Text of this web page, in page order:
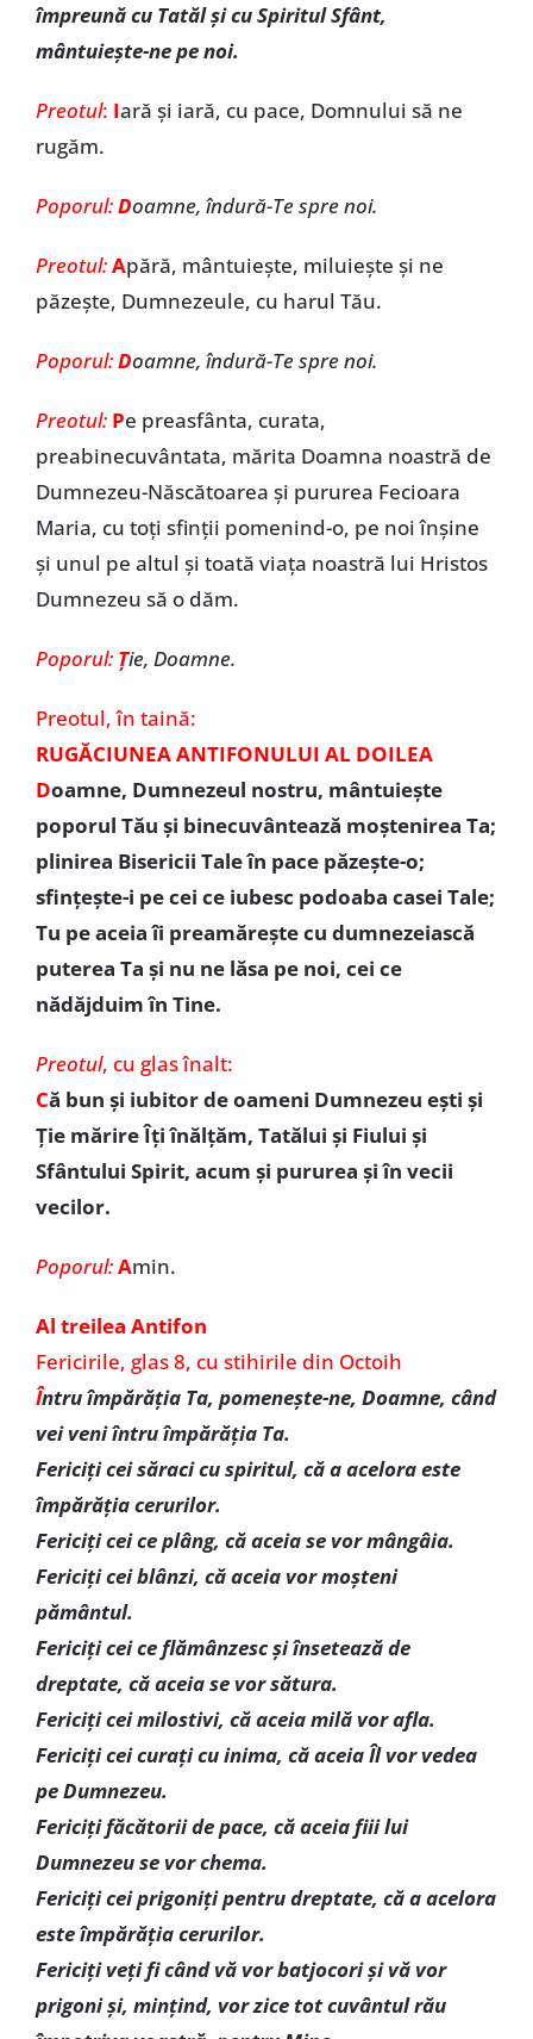
împreună cu Tatăl şi cu Spiritul Sfânt,
mântuieşte-ne pe noi.
Preotul: Iară şi iară, cu pace, Domnului să ne
rugăm.
Poporul:Doamne, îndură-Te spre noi.
Preotul:Apără, mântuieşte, miluieşte şi ne
păzeşte, Dumnezeule, cu harul Tău.
Poporul:Doamne, îndură-Te spre noi.
Preotul: Pe preasfânta, curata,
preabinecuvântata, mărita Doamna noastră de
Dumnezeu-Născătoarea şi pururea Fecioara
Maria, cu toţi sfinţii pomenind-o, pe noi înşine
şi unul pe altul şi toată viaţa noastră lui Hristos
Dumnezeu să o dăm.
Poporul: Ţie, Doamne.
Preotul, în taină:
RUGĂCIUNEA ANTIFONULUI AL DOILEA
Doamne, Dumnezeul nostru, mântuieşte
poporul Tău şi binecuvântează moştenirea Ta;
plinirea Bisericii Tale în pace păzeşte-o;
sfinţeşte-i pe cei ce iubesc podoaba casei Tale;
Tu pe aceia îi preamăreşte cu dumnezeiască
puterea Ta şi nu ne lăsa pe noi, cei ce
nădăjduim în Tine.
Preotul, cu glas înalt:
Că bun şi iubitor de oameni Dumnezeu eşti şi
Ţie mărire Îţi înălţăm, Tatălui şi Fiului şi
Sfântului Spirit, acum şi pururea şi în vecii
vecilor.
Poporul:Amin.
Al treilea Antifon
Fericirile, glas 8, cu stihirile din Octoih
Întru împărăţia Ta, pomeneşte-ne, Doamne, când
vei veni întru împărăţia Ta.
Fericiţi cei săraci cu spiritul, că a acelora este
împărăţia cerurilor.
Fericiţi cei ce plâng, că aceia se vor mângâia.
Fericiţi cei blânzi, că aceia vor moşteni
pământul.
Fericiţi cei ce flămânzesc şi însetează de
dreptate, că aceia se vor sătura.
Fericiţi cei milostivi, că aceia milă vor afla.
Fericiţi cei curaţi cu inima, că aceia Îl vor vedea
pe Dumnezeu.
Fericiţi făcătorii de pace, că aceia fiii lui
Dumnezeu se vor chema.
Fericiţi cei prigoniţi pentru dreptate, că a acelora
este împărăţia cerurilor.
Fericiţi veți fi când vă vor batjocori şi vă vor
prigoni şi, minţind, vor zice tot cuvântul rău